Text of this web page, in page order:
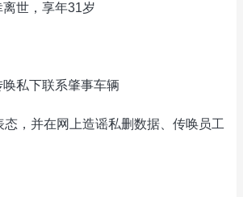
世，享年31岁
私下联系肇事车辆
，并在网上造谣私删数据、传唤员工